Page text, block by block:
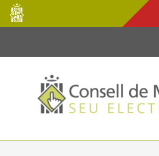
Salta al contingut principal
Consell
de
Mallorca